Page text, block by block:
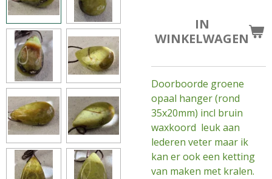
IN
WINKELWAGEN
Doorboorde groene
opaal hanger (rond
35x20mm) incl bruin
waxkoord leuk aan
lederen veter maar ik
kan er ook een ketting
van maken met kralen.